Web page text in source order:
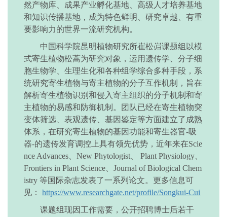
然产物库、成果产业孵化基地、高级人才培养基地
和知识传播基地，成为特色鲜明、研究卓越、有重
要影响力的世界一流研究机构。
中国科学院昆明植物研究所崔松岿课题组以模
式寄生植物松蒿为研究对象，运用遗传学、分子细
胞生物学、生理生化和各种组学综合多种手段，系
统研究寄生植物与寄主植物的分子互作机制，旨在
解析寄生植物识别和侵入寄主组织的分子机制和寄
主植物的易感和防御机制。团队已经在寄生植物突
变体筛选、表观遗传、基因鉴定等方面建立了成熟
体系，在研究寄生植物的基因功能和寄生器官-吸
器-的遗传发育调控上具有领先优势，近年来在Scie
nce Advances、New Phytologist、 Plant Physiology、
Frontiers in Plant Science、Journal of Biological Chem
istry 等国际杂志发表了一系列论文。更多信息可
见：https://www.researchgate.net/profile/Songkui-Cui
课题组现因工作需要，公开招聘博士后若干